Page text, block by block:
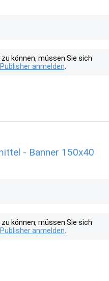
können, müssen Sie sich
anmelden
- Banner 150x40
können, müssen Sie sich
anmelden